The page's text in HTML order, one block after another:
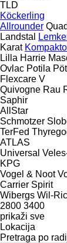
TLD
Köckerling
Allrounder
Landstal
Karat
Lilla Harrie
Ovlac Potila
Flexcare V
Quivogne Rau
Saphir
AllStar
Schmotzer
TerFed
ATLAS
Universal
KPG
Vogel & Noot
Carrier Spirit
Wibergs Wil-
2800 3400
prikaži sve
Lokacija
Pretraga po